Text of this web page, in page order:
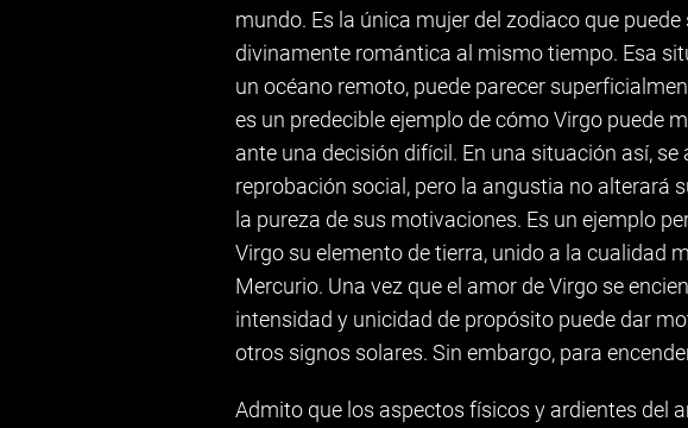
mundo. Es la única mujer del zodiaco que
divinamente romántica al mismo tiempo. Esa
un océano remoto, puede parecer
es un predecible ejemplo de cómo Virgo puede
ante una decisión difícil. En una situación así,
reprobación social, pero la angustia no alterará
la pureza de sus motivaciones. Es un ejemplo
Virgo su elemento de tierra, unido a la cualidad
Mercurio. Una vez que el amor de Virgo se
intensidad y unicidad de propósito puede dar
otros signos solares. Sin embargo, para
Admito que los aspectos físicos y ardientes del